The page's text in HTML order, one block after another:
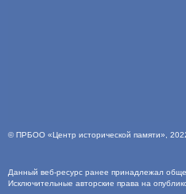
©ПРБОО «Центр исторической памяти» ,
Данный веб-ресурс ранее принадлежал
Исключительные авторские права на